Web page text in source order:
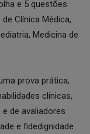
e 5 questões
Clínica Médica,
Medicina de
prova prática,
clínicas,
de avaliadores
e fidedignidade